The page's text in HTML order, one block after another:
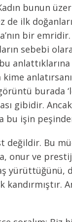
bunun
de ilk
bir emridir.
sebebi
burada
gibidir.
bu işin
değildir. Bu
onur ve
yürüttüğünü,
kandırmıştır.